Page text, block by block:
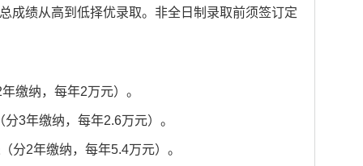
成绩从高到低择优录取。非全日制录取前须签订定
年缴纳，每年2万元）。
（分3年缴纳，每年2.6万元）。
（分2年缴纳，每年5.4万元）。